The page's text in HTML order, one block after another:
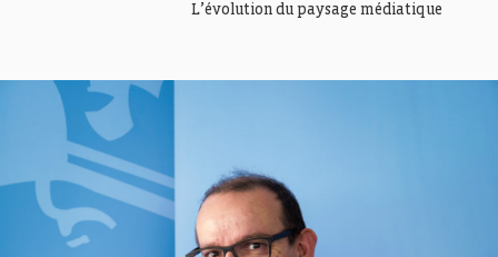
L’évolution du paysage médiatique